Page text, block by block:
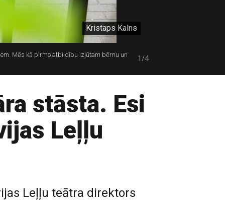
Kristaps Kalns
Mēs kā pirmo atbildību izjūtam bērnu un
1/4
stāsta. Esi
Leļļu
Leļļu teātra direktors